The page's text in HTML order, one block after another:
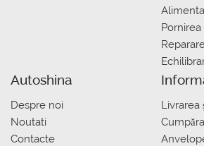
Autoshina
Despre noi
Noutati
Contacte
Livrarea